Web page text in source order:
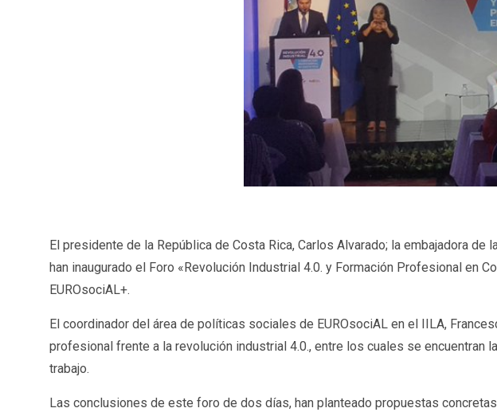
El presidente de la República de Costa Rica, Carlos Alvarado; la embajadora
han inaugurado el Foro «Revolución Industrial 4.0. y Formación Profesional en
EUROsociAL+.
El coordinador del área de políticas sociales de EUROsociAL en el IILA,
profesional frente a la revolución industrial 4.0., entre los cuales se encuentran
trabajo.
Las conclusiones de este foro de dos días, han planteado propuestas